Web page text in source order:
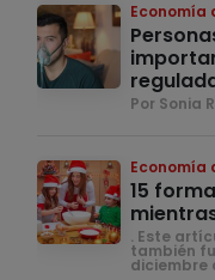
Economía
Por Sonia
Economía
15
. Este
también
diciembre